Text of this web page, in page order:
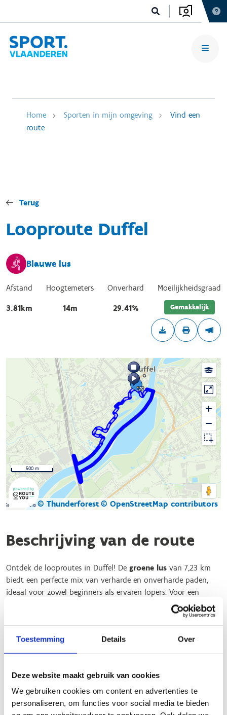
Toestemming Details Over
Deze website maakt gebruik van cookies
We gebruiken cookies om content en advertenties te
personaliseren, om functies voor social media te bieden
Home Sporten in mijn omgeving
Vind een
route
Terug
Looproute Duffel
Blauwe lus
Afstand
3.81km
Hoogtemeters
14m
Onverhard
29.41%
Moeilijkheidsgraad
Gemakkelijk
Kaartgegevens © Thunderforest© OpenStreetMap contributors
500 m
Beschrijving van de route
Ontdek de looproutes in Duffel! De groene lus van 7,23 km
biedt een perfecte mix van verharde en onverharde paden,
ideaal voor zowel beginners als ervaren lopers. Voor een
van 5 km perfect. Zoek je
van 10 km.
Of je nu een ontspannen jog wilt doen of je grenzen wilt
aangename loopervaring. Trek je loopschoenen aan en ervaar
Duffel!